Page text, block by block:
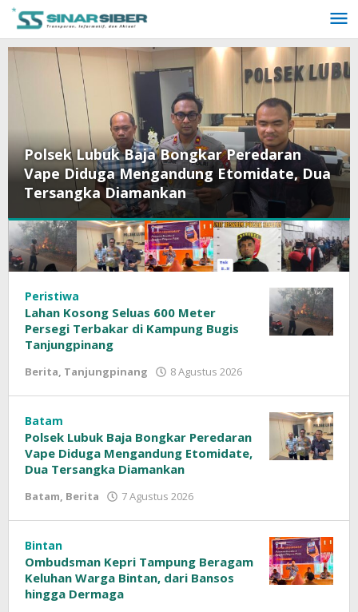
Lewati
konten
Baja Bongkar Peredaran
Mengandung Etomidate, Dua
Keluhan
Dermaga
Sinar
Siber
Peristiwa
Lahan Kosong Seluas 600 Meter
Persegi Terbakar di Kampung Bugis
Tanjungpinang
Berita, Tanjungpinang 8 Agustus 2026
Batam
Polsek Lubuk Baja Bongkar Peredaran
Vape Diduga Mengandung Etomidate,
Dua Tersangka Diamankan
Batam, Berita 7 Agustus 2026
Bintan
Ombudsman Kepri Tampung Beragam
Keluhan Warga Bintan, dari Bansos
hingga Dermaga